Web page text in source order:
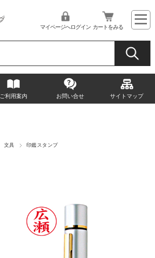
マイページへログイン カートをみる
ご利用案内 お問い合せ サイトマップ
文具 印鑑スタンプ